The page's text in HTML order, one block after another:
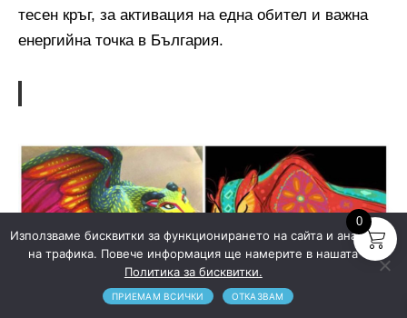
тесен кръг, за активация на една обител и важна
енергийна точка в България.
0
Използваме бисквитки за функционирането на сайта и анализ
на трафика. Повече информация ще намерите в нашата
Политика за бисквитки.
ПРИЕМАМ ВСИЧКИ ОТКАЗВАМ